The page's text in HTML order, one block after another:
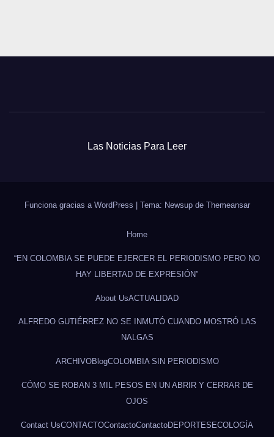
Las Noticias Para Leer
Funciona gracias a WordPress | Tema: Newsup de Themeansar
Home
“EN COLOMBIA SE PUEDE EJERCER EL PERIODISMO PERO NO
HAY LIBERTAD DE EXPRESIÓN”
About UsACTUALIDAD
ALFREDO GUTIÉRREZ NO SE INMUTÓ CUANDO MOSTRÓ LAS
NALGAS
ARCHIVOBlogCOLOMBIA SIN PERIODISMO
CÓMO SE ROBAN 3 MIL PESOS EN UN ABRIR Y CERRAR DE
OJOS
Contact UsCONTACTOContactoContactoDEPORTESECOLOGÍA